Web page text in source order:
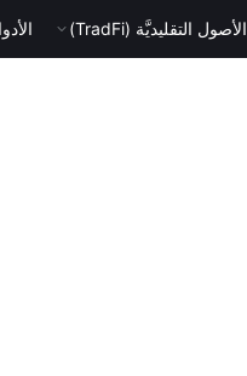
الأصول التقليديَّة (TradFi)